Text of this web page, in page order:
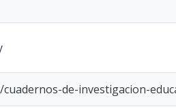
de-investigacion-